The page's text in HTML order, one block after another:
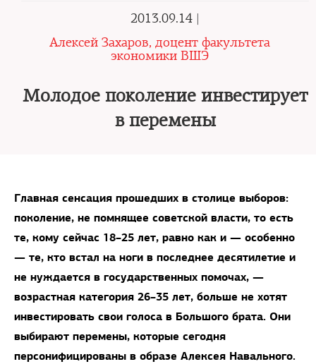
2013.09.14 |
Алексей Захаров, доцент факультета
экономики ВШЭ
Молодое поколение инвестирует
в перемены
Главная сенсация прошедших в столице выборов:
поколение, не помнящее советской власти, то есть
те, кому сейчас 18–25 лет, равно как и — особенно
— те, кто встал на ноги в последнее десятилетие и
не нуждается в государственных помочах, —
возрастная категория 26–35 лет, больше не хотят
инвестировать свои голоса в Большого брата. Они
выбирают перемены, которые сегодня
персонифицированы в образе Алексея Навального.